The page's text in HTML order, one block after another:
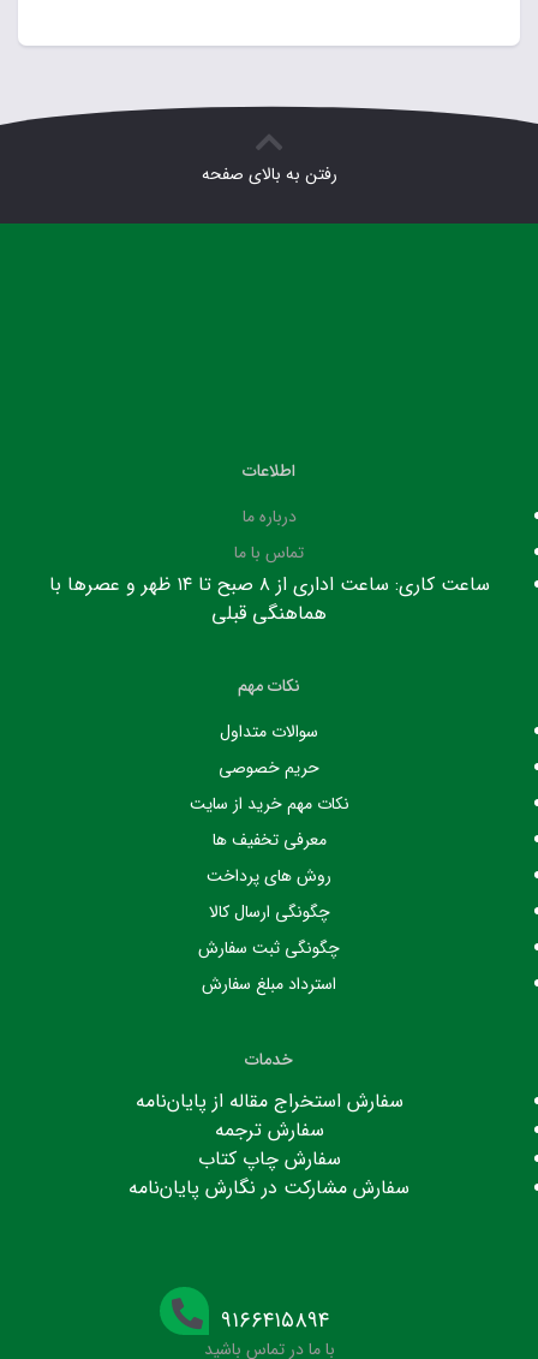
رفتن به بالای صفحه
اطلاعات
درباره ما
تماس با ما
ساعت کاری: ساعت اداری از ۸ صبح تا ۱۴ ظهر و عصرها با
هماهنگی قبلی
نکات مهم
سوالات متداول
حریم خصوصی
نکات مهم خرید از سایت
معرفی تخفیف ها
روش های پرداخت
چگونگی ارسال کالا
چگونگی ثبت سفارش
استرداد مبلغ سفارش
خدمات
سفارش استخراج مقاله از پایان‌نامه
سفارش ترجمه
سفارش چاپ کتاب
سفارش مشارکت در نگارش پایان‌نامه
۹۱۶۶۴۱۵۸۹۴
با ما در تماس باشید